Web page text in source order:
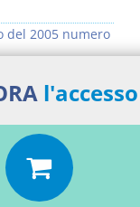
del 2005 numero
del 2005 numero
completo
l'accesso